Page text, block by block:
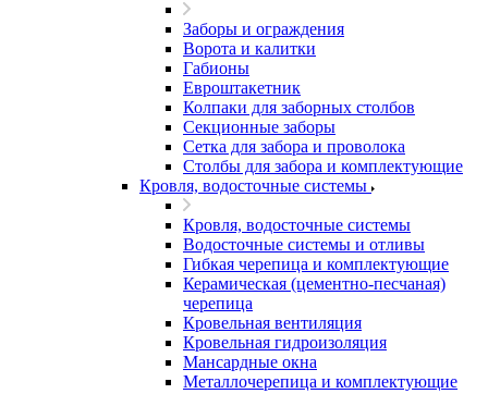
Заборы и ограждения
Ворота и калитки
Габионы
Евроштакетник
Колпаки для заборных столбов
Секционные заборы
Сетка для забора и проволока
Столбы для забора и комплектующие
Кровля, водосточные системы
Кровля, водосточные системы
Водосточные системы и отливы
Гибкая черепица и комплектующие
Керамическая (цементно-песчаная)
черепица
Кровельная вентиляция
Кровельная гидроизоляция
Мансардные окна
Металлочерепица и комплектующие